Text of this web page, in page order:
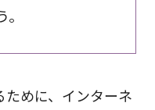
めに、インターネ